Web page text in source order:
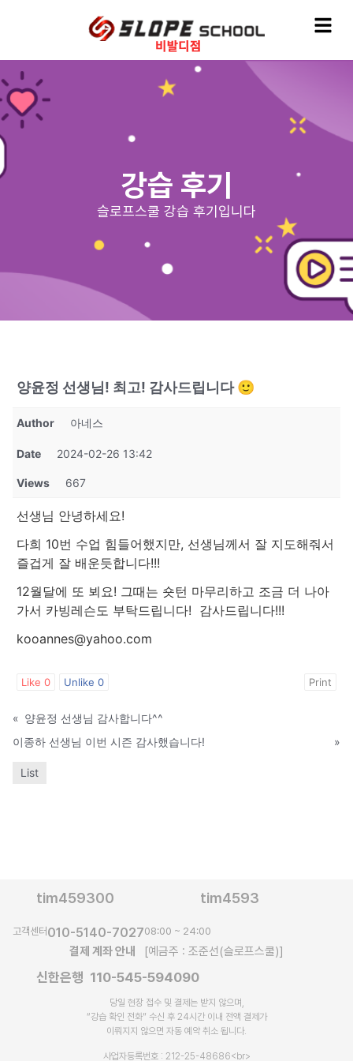
강습 후기
슬로프스쿨 강습 후기입니다
양윤정 선생님! 최고! 감사드립니다 🙂
Author 아네스
Date 2024-02-26 13:42
Views 667
선생님 안녕하세요!
다희 10번 수업 힘들어했지만, 선생님께서 잘 지도해줘서
즐겁게 잘 배운듯합니다!!!
12월달에 또 뵈요! 그때는 숏턴 마무리하고 조금 더 나아
가서 카빙레슨도 부탁드립니다! 감사드립니다!!!
kooannes@yahoo.com
Like 0 Unlike 0 Print
« 양윤정 선생님 감사합니다^^
이종하 선생님 이번 시즌 감사했습니다!
»
List
tim459300 tim4593
고객센터010-5140-702708:00 ~ 24:00
결제 계좌 안내 [예금주 : 조준선(슬로프스쿨)]
신한은행 110-545-594090
당일 현장 접수 및 결제는 받지 않으며,
“강습 확인 전화” 수신 후 24시간 이내 전액 결제가
이뤄지지 않으면 자동 예약 취소 됩니다.​
사업자등록번호 : 212-25-48686<br>